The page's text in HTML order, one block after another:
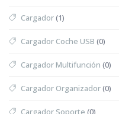
Cargador(1)
Cargador Coche USB (0)
Cargador Multifunción (0)
Cargador Organizador(0)
Cargador Soporte (0)